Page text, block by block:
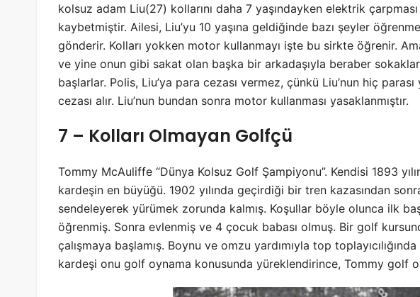
kolsuz adam Liu(27) kollarını daha 7 yaşındayken elektrik
kaybetmiştir. Ailesi, Liu’yu 10 yaşına geldiğinde bazı şeyler
gönderir. Kolları yokken motor kullanmayı işte bu sirkte öğrenir.
ve yine onun gibi sakat olan başka bir arkadaşıyla beraber
başlarlar. Polis, Liu’ya para cezası vermez, çünkü Liu’nun hiç parası
cezası alır. Liu’nun bundan sonra motor kullanması yasaklanmıştır.
7 – Kolları Olmayan Golfçü
Tommy McAuliffe “Dünya Kolsuz Golf Şampiyonu”. Kendisi 1893
kardeşin en büyüğü. 1902 yılında geçirdiği bir tren kazasından
sendeleyerek yürümek zorunda kalmış. Koşullar böyle olunca ilk
öğrenmiş. Sonra evlenmiş ve 4 çocuk babası olmuş. Bir golf
çalışmaya başlamış. Boynu ve omzu yardımıyla top
kardeşi onu golf oynama konusunda yüreklendirince, Tommy golf